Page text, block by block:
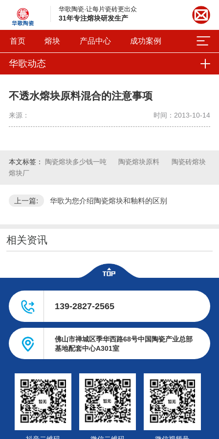
华歌陶瓷·让每片瓷砖更出众
31年专注熔块研发生产
首页 熔块 产品中心 成功案例
华歌动态
不透水熔块原料混合的注意事项
来源： 时间：2013-10-14
本文标签： 陶瓷熔块多少钱一吨 陶瓷熔块原料
陶瓷砖熔块
熔块厂
上一篇: 华歌为您介绍陶瓷熔块和釉料的区别
相关资讯
139-2827-2565
佛山市禅城区季华西路68号中国陶瓷产业总部
基地配套中心A301室